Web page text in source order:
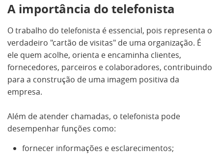
A importância do telefonista
O trabalho do telefonista é essencial, pois representa o
verdadeiro "cartão de visitas" de uma organização. É
ele quem acolhe, orienta e encaminha clientes,
fornecedores, parceiros e colaboradores, contribuindo
para a construção de uma imagem positiva da
empresa.
Além de atender chamadas, o telefonista pode
desempenhar funções como:
fornecer informações e esclarecimentos;